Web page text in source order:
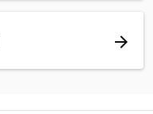
arrow_forward